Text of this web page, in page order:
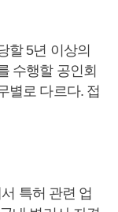
할 5년 이상의
수행할 공인회
별로 다르다. 접
특허 관련 업